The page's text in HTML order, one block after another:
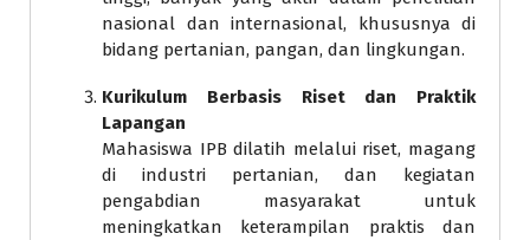
nasional dan internasional, khususnya di
bidang pertanian, pangan, dan lingkungan.
Kurikulum Berbasis Riset dan Praktik
Lapangan
Mahasiswa IPB dilatih melalui riset, magang
di industri pertanian, dan kegiatan
pengabdian masyarakat untuk
meningkatkan keterampilan praktis dan